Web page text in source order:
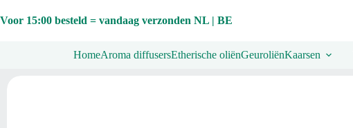
naar
Voor 15:00 besteld = vandaag verzonden NL | BE
HomeAroma diffusersEtherische oliënGeuroliënKaarsen